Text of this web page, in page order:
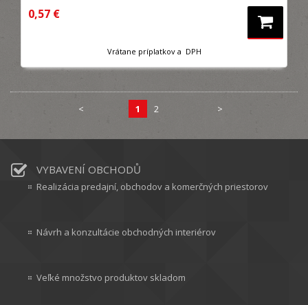
0,57 €
Vrátane príplatkov a DPH
< 1 2 >
VYBAVENÍ OBCHODŮ
Realizácia predajní, obchodov a komerčných priestorov
Návrh a konzultácie obchodných interiérov
Veľké množstvo produktov skladom